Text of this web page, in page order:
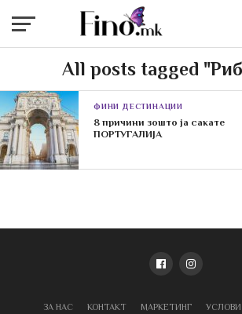
All posts tagged
ФИНИ ДЕСТИНАЦИИ
8 причини зошто ја сакате
ПОРТУГАЛИЈА
ЗА НАС КОНТАКТ МАРКЕТИНГ